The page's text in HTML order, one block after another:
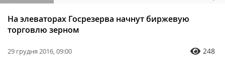
На элеваторах Госрезерва начнут биржевую
торговлю зерном
29 грудня 2016, 09:00 248